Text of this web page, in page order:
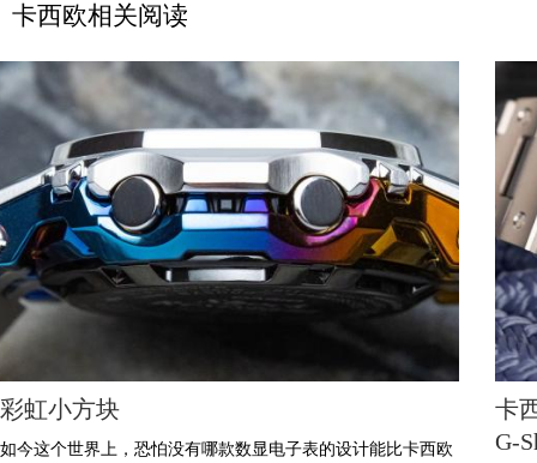
卡西欧相关阅读
彩虹小方块
如今这个世界上，恐怕没有哪款数显电子表的设计能比卡西欧
卡
G-